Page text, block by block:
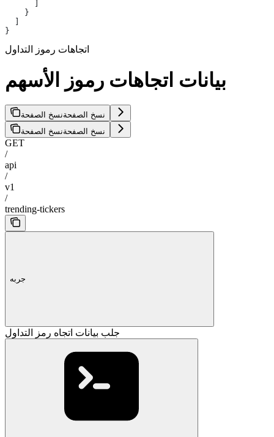
    }
}
اتجاهات رموز التداول
بيانات اتجاهات رموز الأسهم
نسخ الصفحةنسخ الصفحة
نسخ الصفحةنسخ الصفحة
GET
/
api
/
v1
/
trending-tickers
جربه
جلب بيانات اتجاه رمز التداول